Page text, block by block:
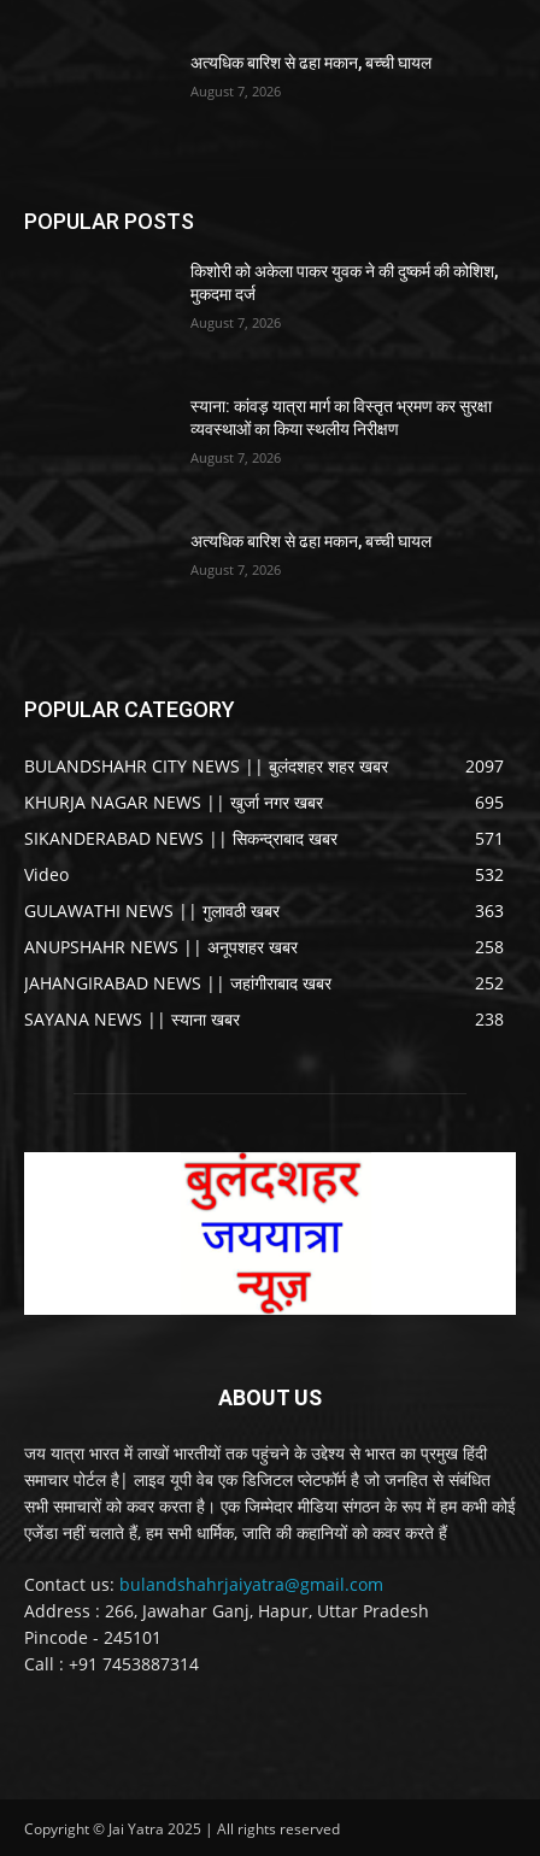
अत्यधिक बारिश से ढहा मकान, बच्ची घायल
August 7, 2026
POPULAR POSTS
किशोरी को अकेला पाकर युवक ने की दुष्कर्म की कोशिश,
मुकदमा दर्ज
August 7, 2026
स्याना: कांवड़ यात्रा मार्ग का विस्तृत भ्रमण कर सुरक्षा
व्यवस्थाओं का किया स्थलीय निरीक्षण
August 7, 2026
अत्यधिक बारिश से ढहा मकान, बच्ची घायल
August 7, 2026
POPULAR CATEGORY
BULANDSHAHR CITY NEWS || बुलंदशहर शहर खबर
2097
KHURJA NAGAR NEWS || खुर्जा नगर खबर
695
SIKANDERABAD NEWS || सिकन्द्राबाद खबर
571
Video
532
GULAWATHI NEWS || गुलावठी खबर
363
ANUPSHAHR NEWS || अनूपशहर खबर
258
JAHANGIRABAD NEWS || जहांगीराबाद खबर
252
SAYANA NEWS || स्याना खबर
238
ABOUT US
जय यात्रा भारत में लाखों भारतीयों तक पहुंचने के उद्देश्य से भारत का प्रमुख हिंदी
समाचार पोर्टल है| लाइव यूपी वेब एक डिजिटल प्लेटफॉर्म है जो जनहित से संबंधित
सभी समाचारों को कवर करता है। एक जिम्मेदार मीडिया संगठन के रूप में हम कभी कोई
एजेंडा नहीं चलाते हैं, हम सभी धार्मिक, जाति की कहानियों को कवर करते हैं
Contact us: bulandshahrjaiyatra@gmail.com
Address : 266, Jawahar Ganj, Hapur, Uttar Pradesh
Pincode - 245101
Call : +91 7453887314
Copyright © Jai Yatra 2025 | All rights reserved